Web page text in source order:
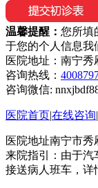
温馨提醒： 您所填
于您的个人信息我
医院地址：南宁秀
咨询热线：
咨询微信:
医院首页|在线咨询|
医院地址南宁市秀
来院指引：由于汽
接送病人班车，详